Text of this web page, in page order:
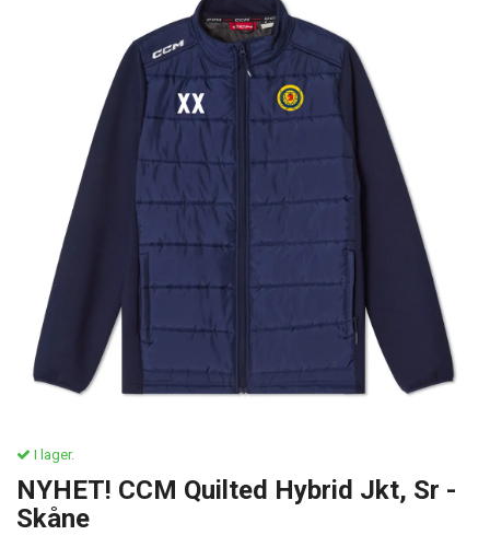
I lager.
NYHET! CCM Quilted Hybrid Jkt, Sr -
Skåne